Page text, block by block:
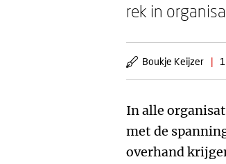
rek in
Boukje Keijzer |
In alle
met de
overhand